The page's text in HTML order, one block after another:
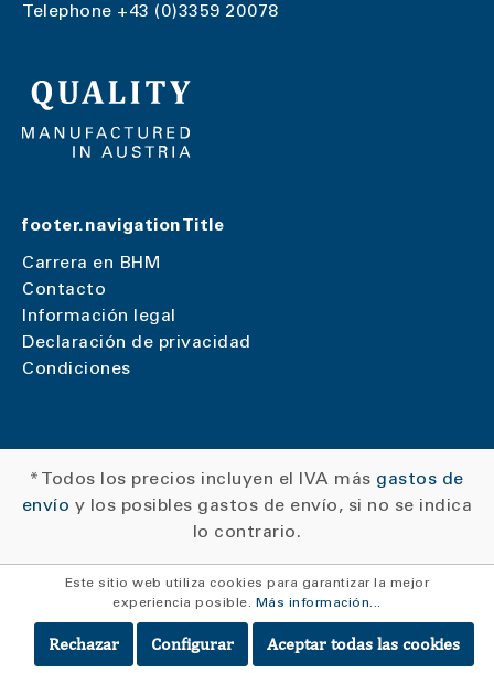
Telephone +43 (0)3359 20078
footer.navigationTitle
Carrera en BHM
Contacto
Información legal
Declaración de privacidad
Condiciones
* Todos los precios incluyen el IVA más gastos de
envío y los posibles gastos de envío, si no se indica
lo contrario.
Este sitio web utiliza cookies para garantizar la mejor
experiencia posible. Más información...
Rechazar Configurar Aceptar todas las cookies